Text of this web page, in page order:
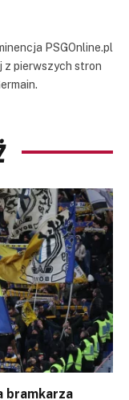
PSGOnline.pl
z pierwszych stron
bramkarza